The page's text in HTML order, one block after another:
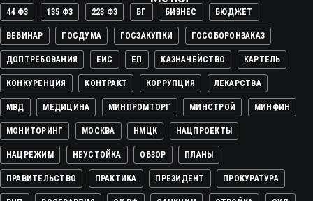
44 ФЗ 135 ФЗ 223 ФЗ БГ БИЗНЕС БЮДЖЕТ
ВЕБИНАР ГОСДУМА ГОСЗАКУПКИ ГОСОБОРОНЗАКАЗ
ДОПТРЕБОВАНИЯ ЕИС ЕП КАЗНАЧЕЙСТВО КАРТЕЛЬ
КОНКУРЕНЦИЯ КОНТРАКТ КОРРУПЦИЯ ЛЕКАРСТВА
МВД МЕДИЦИНА МИНПРОМТОРГ МИНСТРОЙ МИНФИН
МОНИТОРИНГ МОСКВА НМЦК НАЦПРОЕКТЫ
НАЦРЕЖИМ НЕУСТОЙКА ОБЗОР ПЛАНЫ
ПРАВИТЕЛЬСТВО ПРАКТИКА ПРЕЗИДЕНТ ПРОКУРАТУРА